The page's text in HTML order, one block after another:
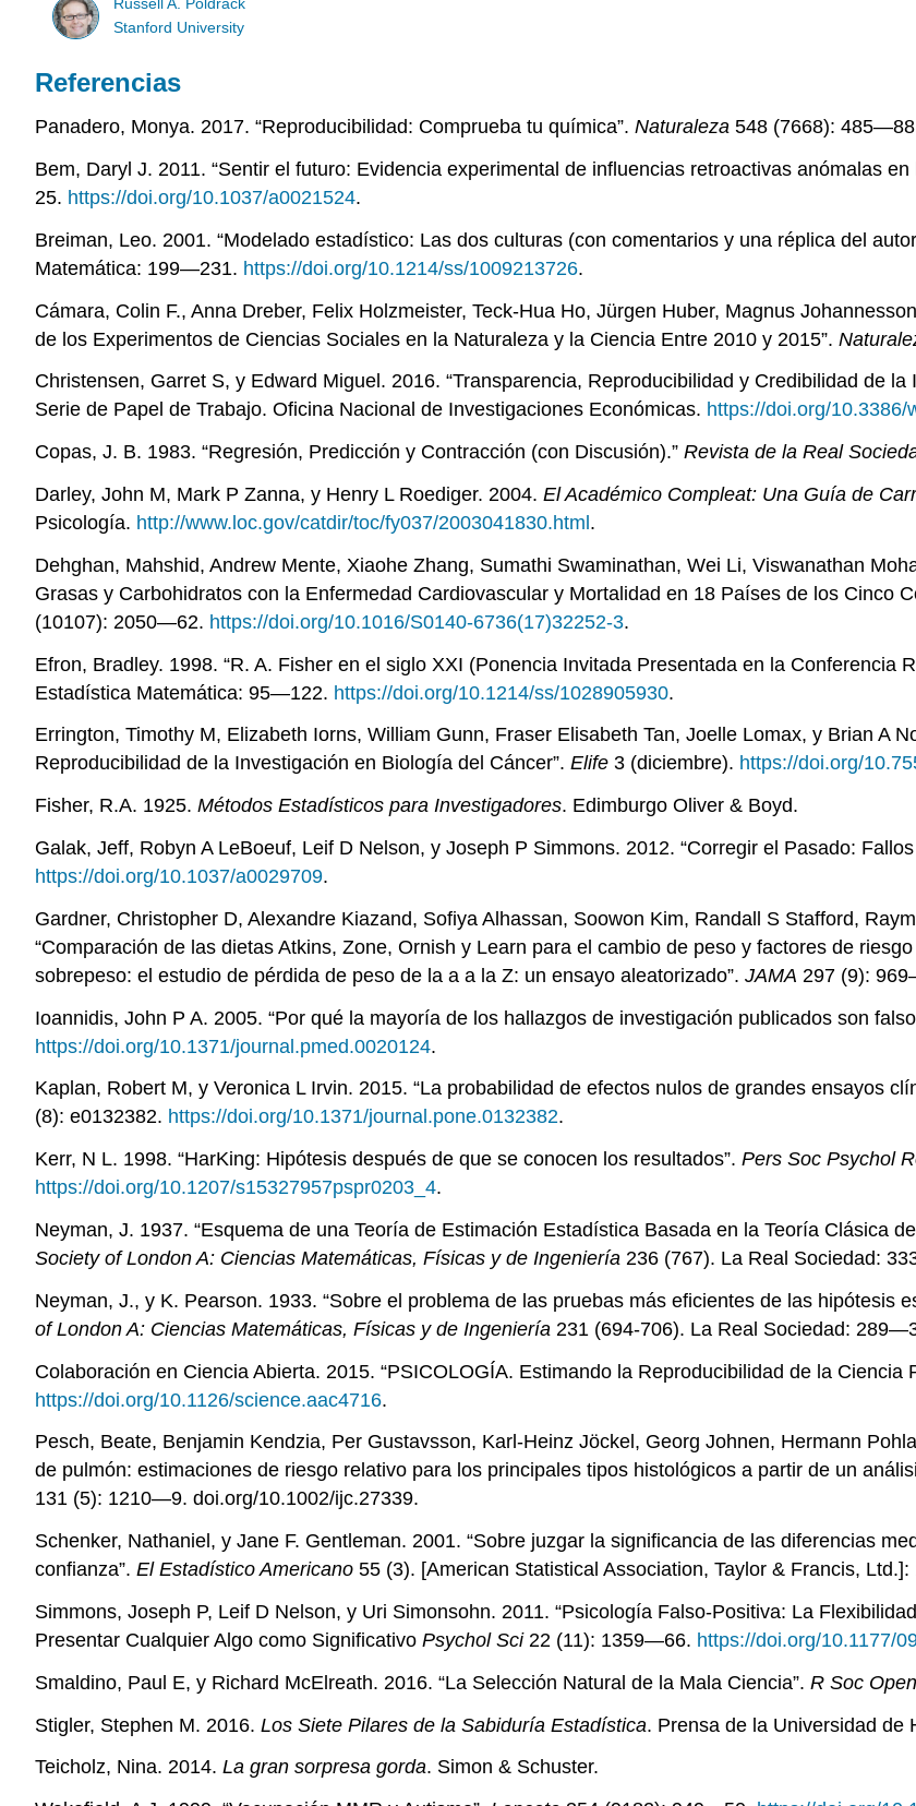
Russell A. Poldrack
Stanford University
Referencias
Panadero, Monya. 2017. “Reproducibilidad: Comprueba tu química”. Naturaleza 548 (7668):
Bem, Daryl J. 2011. “Sentir el futuro: Evidencia experimental de influencias retroactivas anómalas en
25. https://doi.org/10.1037/a0021524.
Breiman, Leo. 2001. “Modelado estadístico: Las dos culturas (con comentarios y una réplica del
Matemática: 199—231. https://doi.org/10.1214/ss/1009213726.
Cámara, Colin F., Anna Dreber, Felix Holzmeister, Teck-Hua Ho, Jürgen Huber, Magnus
de los Experimentos de Ciencias Sociales en la Naturaleza y la Ciencia Entre 2010 y 2015”.
Christensen, Garret S, y Edward Miguel. 2016. “Transparencia, Reproducibilidad y Credibilidad de
Serie de Papel de Trabajo. Oficina Nacional de Investigaciones Económicas. https://doi.org/10.3386/
Copas, J. B. 1983. “Regresión, Predicción y Contracción (con Discusión).” Revista de la Real
Darley, John M, Mark P Zanna, y Henry L Roediger. 2004. El Académico Compleat: Una Guía de
Psicología. http://www.loc.gov/catdir/toc/fy037/2003041830.html.
Dehghan, Mahshid, Andrew Mente, Xiaohe Zhang, Sumathi Swaminathan, Wei Li, Viswanathan
Grasas y Carbohidratos con la Enfermedad Cardiovascular y Mortalidad en 18 Países de los Cinco
(10107): 2050—62. https://doi.org/10.1016/S0140-6736(17)32252-3.
Efron, Bradley. 1998. “R. A. Fisher en el siglo XXI (Ponencia Invitada Presentada en la Conferencia
Estadística Matemática: 95—122. https://doi.org/10.1214/ss/1028905930.
Errington, Timothy M, Elizabeth Iorns, William Gunn, Fraser Elisabeth Tan, Joelle Lomax, y Brian A
Reproducibilidad de la Investigación en Biología del Cáncer”. Elife 3 (diciembre). https://doi.org/
Fisher, R.A. 1925. Métodos Estadísticos para Investigadores. Edimburgo Oliver & Boyd.
Galak, Jeff, Robyn A LeBoeuf, Leif D Nelson, y Joseph P Simmons. 2012. “Corregir el Pasado:
https://doi.org/10.1037/a0029709.
Gardner, Christopher D, Alexandre Kiazand, Sofiya Alhassan, Soowon Kim, Randall S Stafford,
“Comparación de las dietas Atkins, Zone, Ornish y Learn para el cambio de peso y factores de
sobrepeso: el estudio de pérdida de peso de la a a la Z: un ensayo aleatorizado”. JAMA 297 (9):
Ioannidis, John P A. 2005. “Por qué la mayoría de los hallazgos de investigación publicados son
https://doi.org/10.1371/journal.pmed.0020124.
Kaplan, Robert M, y Veronica L Irvin. 2015. “La probabilidad de efectos nulos de grandes ensayos
(8): e0132382. https://doi.org/10.1371/journal.pone.0132382.
Kerr, N L. 1998. “HarKing: Hipótesis después de que se conocen los resultados”. Pers Soc Psychol
https://doi.org/10.1207/s15327957pspr0203_4.
Neyman, J. 1937. “Esquema de una Teoría de Estimación Estadística Basada en la Teoría Clásica
Society of London A: Ciencias Matemáticas, Físicas y de Ingeniería 236 (767). La Real Sociedad:
Neyman, J., y K. Pearson. 1933. “Sobre el problema de las pruebas más eficientes de las hipótesis
of London A: Ciencias Matemáticas, Físicas y de Ingeniería 231 (694-706). La Real Sociedad:
Colaboración en Ciencia Abierta. 2015. “PSICOLOGÍA. Estimando la Reproducibilidad de la Ciencia
https://doi.org/10.1126/science.aac4716.
Pesch, Beate, Benjamin Kendzia, Per Gustavsson, Karl-Heinz Jöckel, Georg Johnen, Hermann
de pulmón: estimaciones de riesgo relativo para los principales tipos histológicos a partir de un
131 (5): 1210—9. doi.org/10.1002/ijc.27339.
Schenker, Nathaniel, y Jane F. Gentleman. 2001. “Sobre juzgar la significancia de las diferencias
confianza”. El Estadístico Americano 55 (3). [American Statistical Association, Taylor & Francis,
Simmons, Joseph P, Leif D Nelson, y Uri Simonsohn. 2011. “Psicología Falso-Positiva: La
Presentar Cualquier Algo como Significativo Psychol Sci22 (11): 1359—66. https://doi.org/10.1177/
Smaldino, Paul E, y Richard McElreath. 2016. “La Selección Natural de la Mala Ciencia”. R Soc
Stigler, Stephen M. 2016. Los Siete Pilares de la Sabiduría Estadística. Prensa de la Universidad de
Teicholz, Nina. 2014. La gran sorpresa gorda. Simon & Schuster.